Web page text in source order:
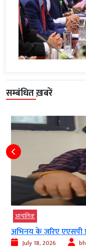
सम्बंधित ख़बरें
आचंलिक
अभिनय के जरिए एएसपी
July 18, 2026